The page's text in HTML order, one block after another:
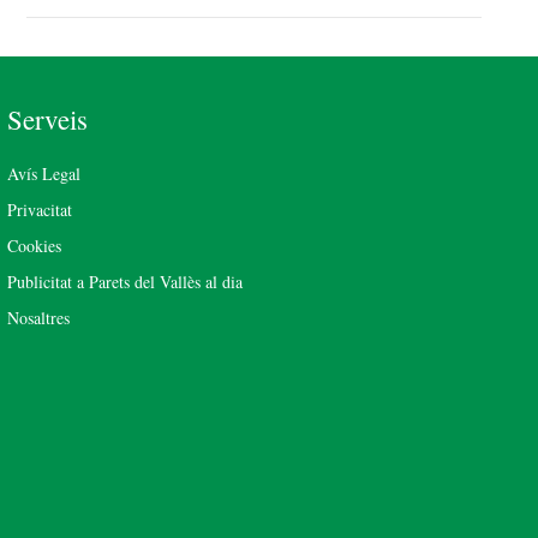
Serveis
Avís Legal
Privacitat
Cookies
Publicitat a Parets del Vallès al dia
Nosaltres